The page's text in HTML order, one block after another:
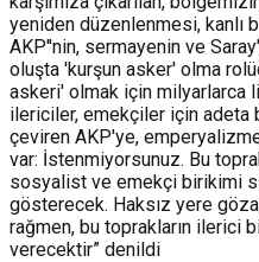
yeniden düzenlenmesi, kanlı
AKP''nin, sermayenin ve
oluşta 'kurşun asker' olma
askeri' olmak için milyarlarca
ilericiler, emekçiler için adeta
çeviren AKP'ye,
var: İstenmiyorsunuz. Bu
sosyalist ve emekçi birikimi
gösterecek. Haksız yere
rağmen, bu toprakların ilerici
verecektir” denildi